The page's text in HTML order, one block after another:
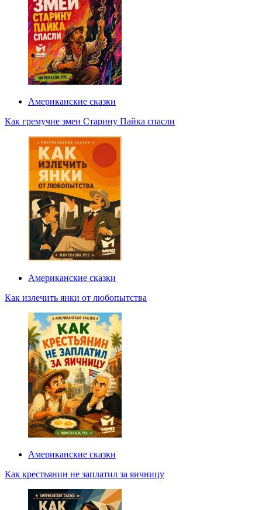
Американские сказки
Как гремучие змеи Старину Пайка спасли
Американские сказки
Как излечить янки от любопытства
Американские сказки
Как крестьянин не заплатил за яичницу